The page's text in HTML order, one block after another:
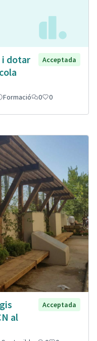
i dotar
Acceptada
Formació 0 0
al
Acceptada